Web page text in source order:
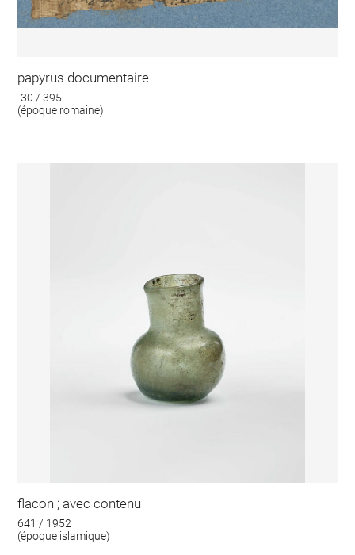
papyrus documentaire
-30 / 395
(époque romaine)
flacon ; avec contenu
641 / 1952
(époque islamique)